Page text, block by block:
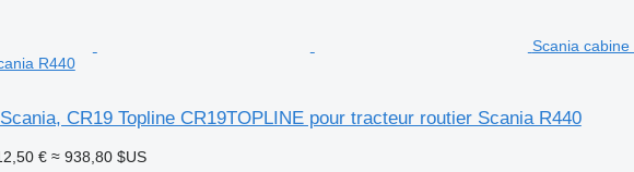
Scania cabine
R440
CR19 Topline CR19TOPLINE pour tracteur routier Scania R440
€ ≈ 938,80 $US